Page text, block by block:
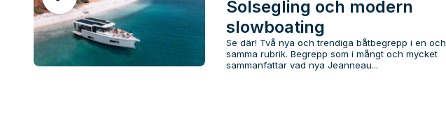
Solsegling och modern
slowboating
Se där! Två nya och trendiga båtbegrepp i en och
samma rubrik. Begrepp som i mångt och mycket
sammanfattar vad nya Jeanneau...